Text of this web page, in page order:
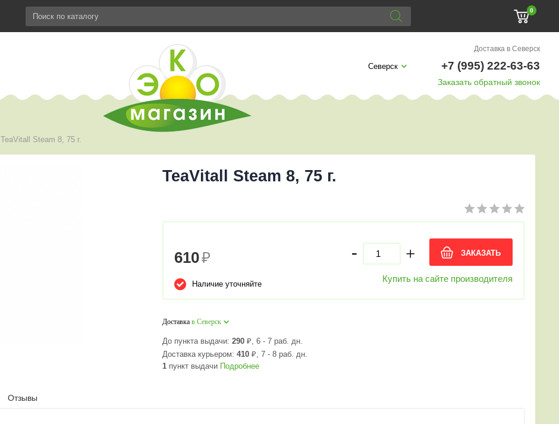
0
Северск
Доставка в Северск
+7 (995) 222-63-63
Заказать обратный звонок
TeaVitall Steam 8, 75 г.
TeaVitall Steam 8, 75 г.
- + ЗАКАЗАТЬ
Купить на сайте производителя
610₽
Наличие уточняйте
Доставка в Северск
До пункта выдачи: 290 ₽ , 6 - 7 раб. дн.
Доставка курьером: 410 ₽ , 7 - 8 раб. дн.
1 пункт выдачи Подробнее
Отзывы